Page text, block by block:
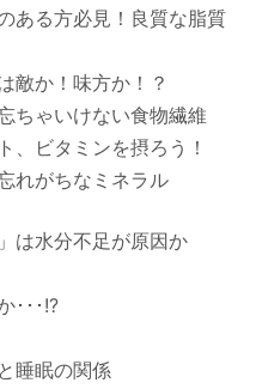
ある方必見！良質な脂質
敵か！味方か！？
ちゃいけない食物繊維
、ビタミンを摂ろう！
れがちなミネラル
は水分不足が原因か
･･･!?
睡眠の関係